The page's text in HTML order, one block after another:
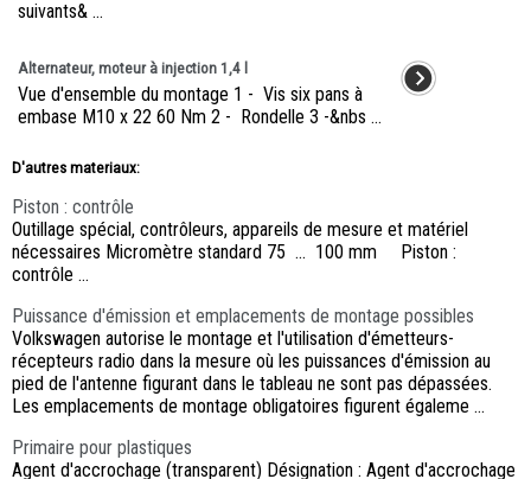
suivants& ...
Alternateur, moteur à injection 1,4 l
Vue d'ensemble du montage 1 - Vis six pans à
embase M10 x 22 60 Nm 2 - Rondelle 3 -&nbs ...
D'autres materiaux:
Piston : contrôle
Outillage spécial, contrôleurs, appareils de mesure et matériel
nécessaires Micromètre standard 75 ... 100 mm Piston :
contrôle ...
Puissance d'émission et emplacements de montage possibles
Volkswagen autorise le montage et l'utilisation d'émetteurs-
récepteurs radio dans la mesure où les puissances d'émission au
pied de l'antenne figurant dans le tableau ne sont pas dépassées.
Les emplacements de montage obligatoires figurent égaleme ...
Primaire pour plastiques
Agent d'accrochage (transparent) Désignation : Agent d'accrochage